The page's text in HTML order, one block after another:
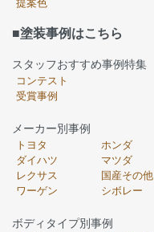
提案色
■塗装事例はこちら
スタッフおすすめ事例特集
コンテスト
受賞事例
メーカー別事例
トヨタ ホンダ
ダイハツ
マツダ
レクサス
国産その他
ワーゲン
シボレー
ボディタイプ別事例